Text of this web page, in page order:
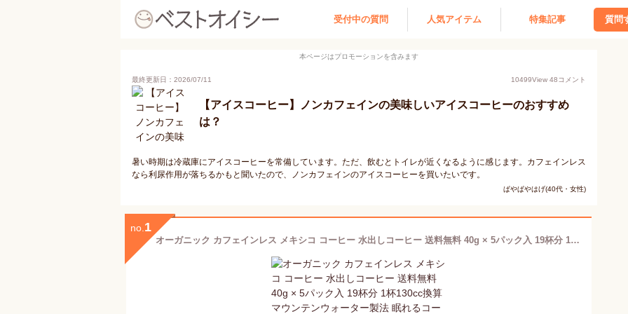
受付中の質問 人気アイテム 特集記事 質問
本ページはプロモーションを含みます
最終更新日：2026/07/11 10499View 48コメント
【アイスコーヒー】ノンカフェインの美味しいアイスコーヒーのおすすめ
は？
暑い時期は冷蔵庫にアイスコーヒーを常備しています。ただ、飲むとトイレが近くなるように感じます。カフェインレス
なら利尿作用が落ちるかもと聞いたので、ノンカフェインのアイスコーヒーを買いたいです。
ぱやぱやはげ(40代・女性)
no. 1
オーガニック カフェインレス メキシコ コーヒー 水出しコーヒー 送料無料 40g × 5パック入 19杯分 1杯130cc換算 マウンテンウォーター製法 眠れるコーヒー 有機JAS ノンカフェイン デカフェコーヒー